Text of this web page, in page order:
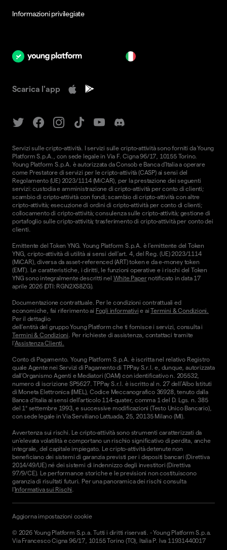
Informazioni privilegiate
Scarica l'app
Servizi sulle cripto-attività. I servizi sulle cripto-attività sono forniti da Young
Platform S.p.A., con sede legale in Via F. Cigna 96/17, 10155 Torino.
Young Platform S.p.A. è autorizzata da Consob e Banca d'Italia a operare
come Prestatore di servizi per le cripto-attività (CASP) ai sensi del
Regolamento (UE) 2023/1114 (MiCAR), per la prestazione dei seguenti
servizi: custodia e amministrazione di cripto-attività per conto di clienti;
scambio di cripto-attività con fondi; scambio di cripto-attività con altre
cripto-attività; esecuzione di ordini di cripto-attività per conto di clienti;
collocamento di cripto-attività; consulenza sulle cripto-attività; gestione di
portafoglio sulle cripto-attività; trasferimento di cripto-attività per conto dei
clienti.
Emittente del Token YNG. Young Platform S.p.A. è l'emittente del Token
YNG, cripto-attività di utilità ai sensi dell'art. 4, del Reg. (UE) 2023/1114
(MiCAR), diversa da asset-referenced (ART) token e da e-money token
(EMT). Le caratteristiche, i diritti, le funzioni operative e i rischi del Token
YNG sono integralmente descritti nel White Papernotificato in data 17
aprile 2026 (DTI: RGN2XS8ZG).
Documentazione contrattuale. Per le condizioni contrattuali ed
economiche, fai riferimento ai Fogli informativi e aiTermini & Condizioni.
Per il dettaglio
dell'entità del gruppo Young Platform che ti fornisce i servizi, consulta i
Termini & Condizioni. Per richieste di assistenza, contattaci tramite
l'Assistenza Clienti.
Conto di Pagamento. Young Platform S.p.A. è iscritta nel relativo Registro
quale Agente nei Servizi di Pagamento di TPPay S.r.l. e, dunque, autorizzata
dall’Organismo Agenti e Mediatori (OAM) con identificativo n. 205532,
numero di iscrizione SP5627. TPPay S.r.l. è iscritto al n. 27 dell’Albo Istituti
di Moneta Elettronica (IMEL), Codice Meccanografico 36928, tenuto dalla
Banca d’Italia ai sensi dell’articolo 114-quater, comma 1 del D. Lgs. n. 385
del 1° settembre 1993, e successive modificazioni (Testo Unico Bancario),
con sede legale in Via Serviliano Lattuada, 25, 20135 Milano (MI).
Avvertenza sui rischi. Le cripto-attività sono strumenti caratterizzati da
un'elevata volatilità e comportano un rischio significativo di perdita, anche
integrale, del capitale impiegato. Le cripto-attività detenute non
beneficiano dei sistemi di garanzia previsti per i depositi bancari (Direttiva
2014/49/UE) né dei sistemi di indennizzo degli investitori (Direttiva
97/9/CE). Le performance storiche e le previsioni non costituiscono
garanzia di risultati futuri. Per una panoramica dei rischi consulta
l'Informativa sui Rischi.
© 2026 Young Platform S.p.a. Tutti i diritti riservati. -Young Platform S.p.a.
Via Francesco Cigna 96/17, 10155 Torino (TO), Italia P. Iva 11931440017
Aggiorna impostazioni cookie